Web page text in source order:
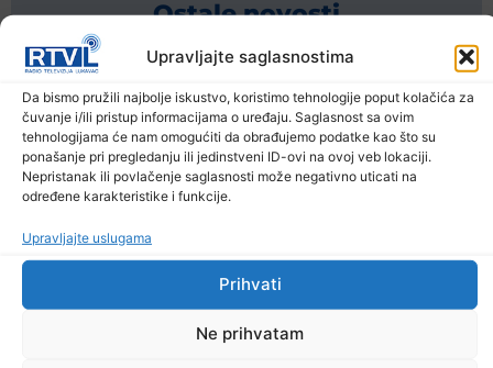
Upravljajte saglasnostima
Da bismo pružili najbolje iskustvo, koristimo tehnologije poput kolačića za
čuvanje i/ili pristup informacijama o uređaju. Saglasnost sa ovim
tehnologijama će nam omogućiti da obrađujemo podatke kao što su
ponašanje pri pregledanju ili jedinstveni ID-ovi na ovoj veb lokaciji.
Nepristanak ili povlačenje saglasnosti može negativno uticati na
određene karakteristike i funkcije.
Upravljajte uslugama
Prihvati
Ne prihvatam
Ostale novosti